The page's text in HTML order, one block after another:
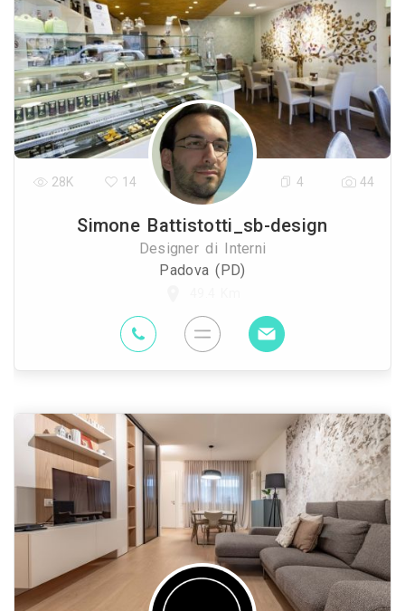
Simone Battistotti_sb-design
Designer di Interni
Padova (PD)
28K 14 4 44